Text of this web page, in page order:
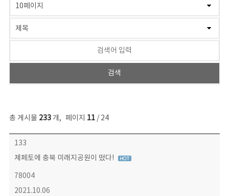
총 게시물 233개, 페이지 11/ 24
보도자료 목록 - 번호, 제목, 작성자, 파일, 조회수, 작성일 정보 제공
133
제페토에 충북 미래지공원이 떴다!
78004
2021.10.06